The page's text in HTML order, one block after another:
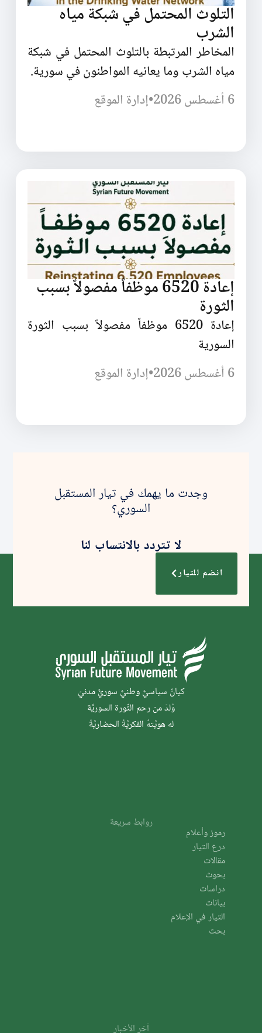
التلوث المحتمل في شبكة مياه
الشرب
المخاطر المرتبطة بالتلوث المحتمل في شبكة
مياه الشرب وما يعانيه المواطنون في سورية.
6 أغسطس 2026
•إدارة الموقع
إعادة 6520 موظفاً مفصولاً بسبب
الثورة
إعادة 6520 موظفاً مفصولاً بسبب الثورة
السورية
6 أغسطس 2026
•إدارة الموقع
وجدت ما يهمك في تيار المستقبل
السوري؟
لا تتردد بالانتساب لنا
انضم للتيار
كيانٌ سياسيٌّ وطنيٌّ سوريٌّ مدنيّ
وُلدَ من رحم الثَّورة السوريَّة
له هويَّتهُ الفكريَّةُ الحضاريَّةُ
روابط سريعة
رموز وأعلام
درع التيار
مقالات
بحوث
دراسات
بيانات
التيار في الإعلام
بحث
آخر الأخبار